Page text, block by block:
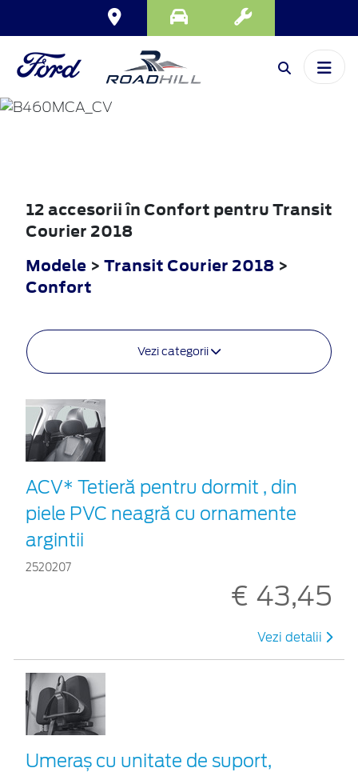
TRANSIT
COURIER
12 accesorii în Confort pentru Transit
Courier 2018
Modele > Transit Courier 2018 >
Confort
Vezi categorii
ACV* Tetieră pentru dormit , din
piele PVC neagră cu ornamente
argintii
2520207
€ 43,45
Vezi detalii
Umeraș cu unitate de suport,